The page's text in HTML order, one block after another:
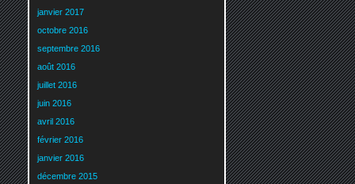
janvier 2017
octobre 2016
septembre 2016
août 2016
juillet 2016
juin 2016
avril 2016
février 2016
janvier 2016
décembre 2015